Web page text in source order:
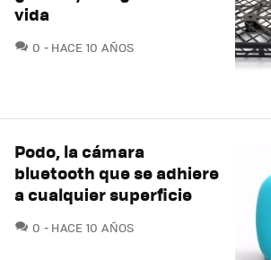
vida
0 COMENTARIOS
HACE 10 AÑOS
Podo, la cámara
bluetooth que se adhiere
a cualquier superficie
0 COMENTARIOS
HACE 10 AÑOS